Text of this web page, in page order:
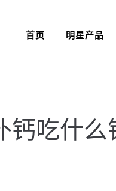
首页 明星产品
钙吃什